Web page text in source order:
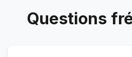
Questions